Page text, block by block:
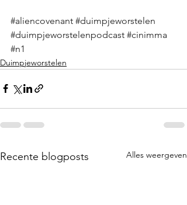
#aliencovenant #duimpjeworstelen
#duimpjeworstelenpodcast #cinimma
#n1
Duimpjeworstelen
Recente blogposts Alles weergeven